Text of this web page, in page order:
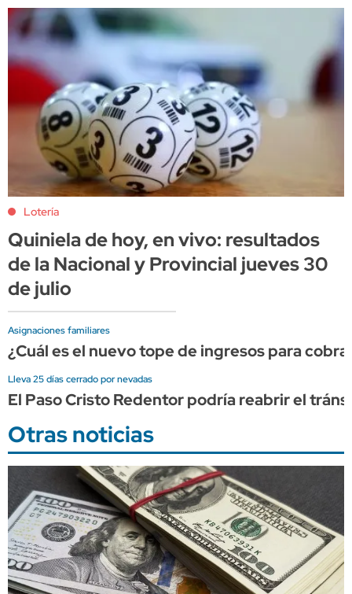
Lotería
Quiniela de hoy, en vivo: resultados
de la Nacional y Provincial jueves 30
de julio
Asignaciones familiares
¿Cuál es el nuevo tope de ingresos para
Lleva 25 días cerrado por nevadas
El Paso Cristo Redentor podría reabrir el
Otras noticias